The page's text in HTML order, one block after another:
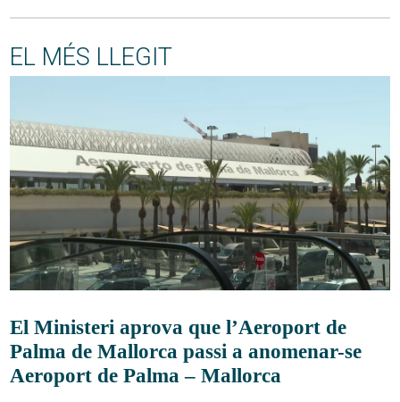
EL MÉS LLEGIT
El Ministeri aprova que l’Aeroport de
Palma de Mallorca passi a anomenar-se
Aeroport de Palma – Mallorca